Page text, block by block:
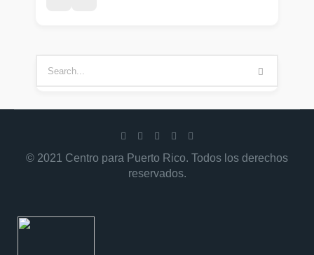
© 2021 Centro para Puerto Rico. Todos los derechos
reservados.